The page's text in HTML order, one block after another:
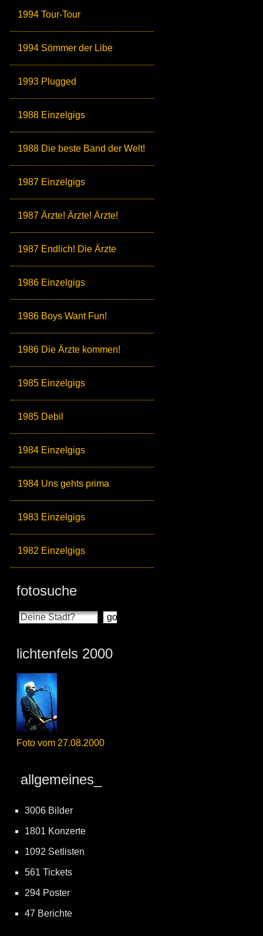
1994 Tour-Tour
1994 Sömmer der Libe
1993 Plugged
1988 Einzelgigs
1988 Die beste Band der Welt!
1987 Einzelgigs
1987 Ärzte! Ärzte! Ärzte!
1987 Endlich! Die Ärzte
1986 Einzelgigs
1986 Boys Want Fun!
1986 Die Ärzte kommen!
1985 Einzelgigs
1985 Debil
1984 Einzelgigs
1984 Uns gehts prima
1983 Einzelgigs
1982 Einzelgigs
fotosuche
lichtenfels 2000
Foto vom 27.08.2000
allgemeines_
3006 Bilder
1801 Konzerte
1092 Setlisten
561 Tickets
294 Poster
47 Berichte